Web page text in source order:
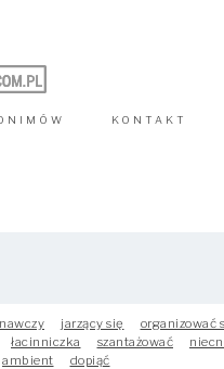
KONTAKT
jarzący się organizować
łacinniczka szantażować
ambient dopiąć